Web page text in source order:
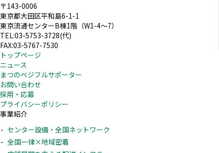
〒143-0006
東京都大田区平和島6-1-1
東京流通センターB棟1階（W1-4～7）
TEL:03-5753-3728(代)
FAX:03-5767-7530
トップページ
ニュース
まつのベジフルサポーター
お問い合わせ
採用・応募
プライバシーポリシー
事業紹介
センター設備・全国ネットワーク
全国一律×地域密着